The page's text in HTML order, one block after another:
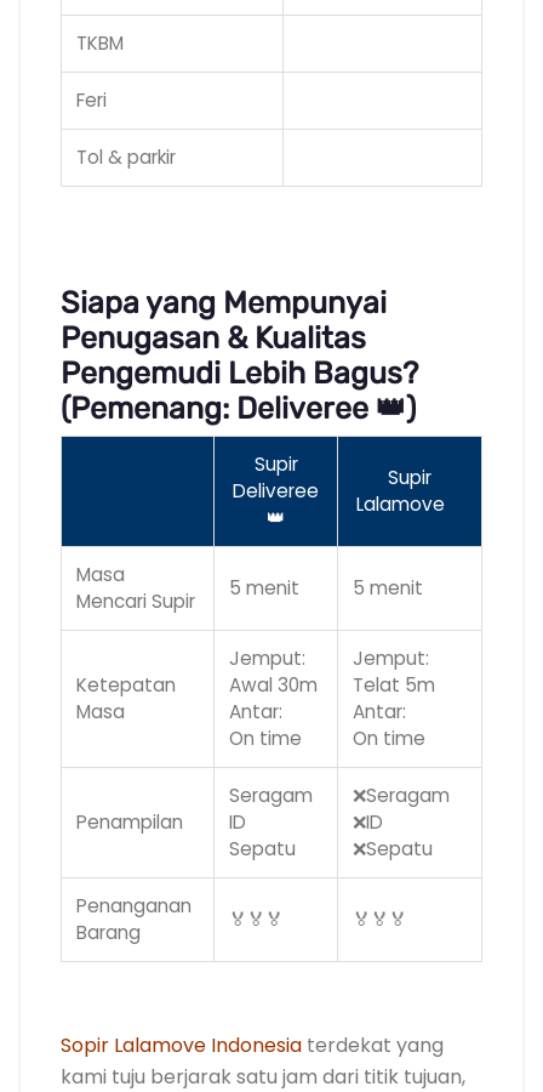
TKBM
Feri
Tol & parkir
Siapa yang Mempunyai
Penugasan & Kualitas
Pengemudi Lebih Bagus?
(Pemenang: Deliveree 👑)
Supir
Deliveree
👑
Supir
Lalamove
Masa
Mencari Supir
5 menit 5 menit
Ketepatan
Masa
Jemput:
Awal 30m
Antar:
On time
Jemput:
Telat 5m
Antar:
On time
Penampilan
Seragam
ID
Sepatu
❌Seragam
❌ID
❌Sepatu
Penanganan
Barang
🏅🏅🏅 🏅🏅🏅
Sopir Lalamove Indonesia terdekat yang
kami tuju berjarak satu jam dari titik tujuan,